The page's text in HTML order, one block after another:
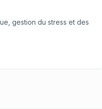
gestion du stress et des